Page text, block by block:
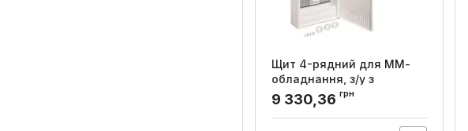
Щит 4-рядний для ММ-
обладнання, з/у з
металевими дверями,
VOLTA, Hager
9 330,36 грн